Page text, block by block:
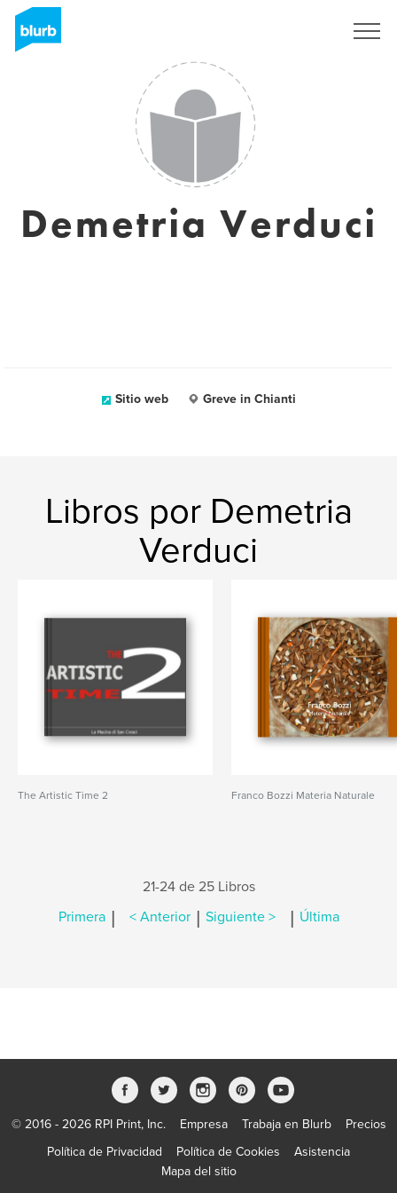
Demetria Verduci
Sitio web Greve in Chianti
Libros por Demetria
Verduci
The Artistic Time 2 Franco Bozzi Materia Naturale
21-24 de 25 Libros
Primera | < Anterior | Siguiente > | Última
© 2016 - 2026 RPI Print, Inc. Empresa Trabaja en Blurb
Precios
Política de Privacidad
Política de Cookies
Asistencia
Mapa del sitio